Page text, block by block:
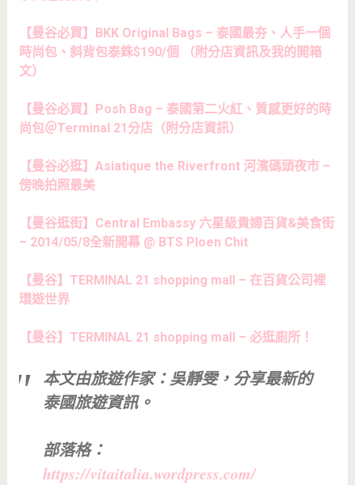
【曼谷必買】BKK Original Bags – 泰國最夯、人手一個
時尚包、斜背包泰銖$190/個 （附分店資訊及我的開箱
文）
【曼谷必買】Posh Bag – 泰國第二火紅、質感更好的時
尚包＠Terminal 21分店（附分店資訊）
【曼谷必逛】Asiatique the Riverfront 河濱碼頭夜市 –
傍晚拍照最美
【曼谷逛街】Central Embassy 六星級貴婦百貨&美食街
– 2014/05/8全新開幕 @ BTS Ploen Chit
【曼谷】TERMINAL 21 shopping mall – 在百貨公司裡
環遊世界
【曼谷】TERMINAL 21 shopping mall – 必逛廁所！
本文由旅遊作家：吳靜雯， 分享最新的
泰國旅遊資訊。
部落格：
https://vitaitalia.wordpress.com/